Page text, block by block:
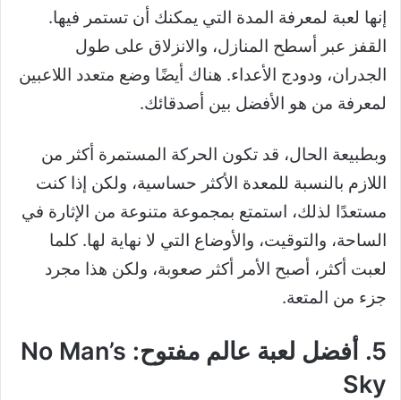
إنها لعبة لمعرفة المدة التي يمكنك أن تستمر فيها.
القفز عبر أسطح المنازل، والانزلاق على طول
الجدران، ودودج الأعداء. هناك أيضًا وضع متعدد اللاعبين
لمعرفة من هو الأفضل بين أصدقائك.
وبطبيعة الحال، قد تكون الحركة المستمرة أكثر من
اللازم بالنسبة للمعدة الأكثر حساسية، ولكن إذا كنت
مستعدًا لذلك، استمتع بمجموعة متنوعة من الإثارة في
الساحة، والتوقيت، والأوضاع التي لا نهاية لها. كلما
لعبت أكثر، أصبح الأمر أكثر صعوبة، ولكن هذا مجرد
جزء من المتعة.
5. أفضل لعبة عالم مفتوح: No Man’s
Sky